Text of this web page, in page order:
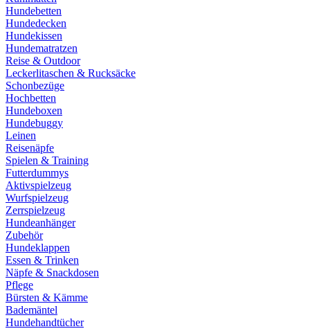
Hundebetten
Hundedecken
Hundekissen
Hundematratzen
Reise & Outdoor
Leckerlitaschen & Rucksäcke
Schonbezüge
Hochbetten
Hundeboxen
Hundebuggy
Leinen
Reisenäpfe
Spielen & Training
Futterdummys
Aktivspielzeug
Wurfspielzeug
Zerrspielzeug
Hundeanhänger
Zubehör
Hundeklappen
Essen & Trinken
Näpfe & Snackdosen
Pflege
Bürsten & Kämme
Bademäntel
Hundehandtücher